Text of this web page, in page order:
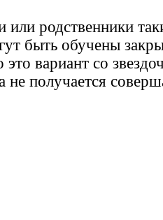
или родственники
быть обучены
вариант со
не получается